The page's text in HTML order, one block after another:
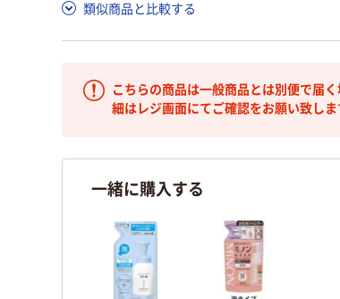
類似商品と比較する
こちらの商品は一般商品とは別便で届
細はレジ画面にてご確認をお願い致しま
一緒に購入する